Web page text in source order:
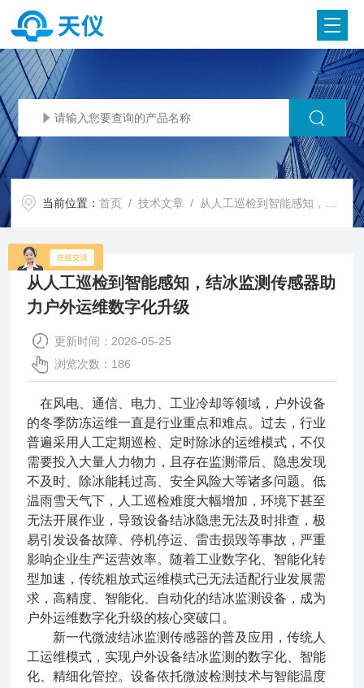
当前位置：首页 /技术文章 / 从人工巡检到智能感知，结冰监测传感器助力户外运维数字化升级
从人工巡检到智能感知，结冰监测传感器助
力户外运维数字化升级
更新时间：2026-05-25
浏览次数：186
在风电、通信、电力、工业冷却等领域，户外设备
的冬季防冻运维一直是行业重点和难点。过去，行业
普遍采用人工定期巡检、定时除冰的运维模式，不仅
需要投入大量人力物力，且存在监测滞后、隐患发现
不及时、除冰能耗过高、安全风险大等诸多问题。低
温雨雪天气下，人工巡检难度大幅增加，环境下甚至
无法开展作业，导致设备结冰隐患无法及时排查，极
易引发设备故障、停机停运、雷击损毁等事故，严重
影响企业生产运营效率。随着工业数字化、智能化转
型加速，传统粗放式运维模式已无法适配行业发展需
求，高精度、智能化、自动化的结冰监测设备，成为
户外运维数字化升级的核心突破口。
新一代微波结冰监测传感器的普及应用，传统人
工运维模式，实现户外设备结冰监测的数字化、智能
化、精细化管控。设备依托微波检测技术与智能温度